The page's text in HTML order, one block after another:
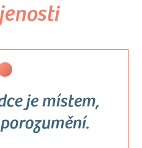
je místem,